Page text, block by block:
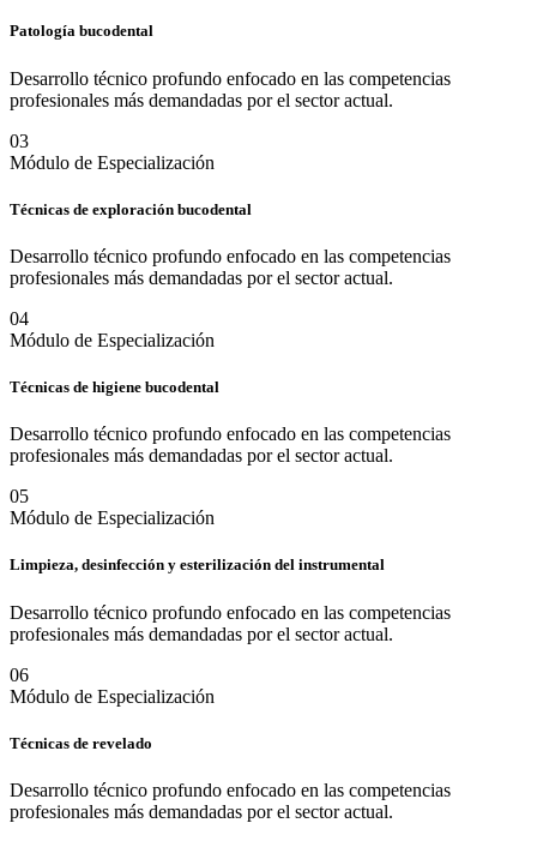
Patología bucodental
Desarrollo técnico profundo enfocado en las competencias
profesionales más demandadas por el sector actual.
03
Módulo de Especialización
Técnicas de exploración bucodental
Desarrollo técnico profundo enfocado en las competencias
profesionales más demandadas por el sector actual.
04
Módulo de Especialización
Técnicas de higiene bucodental
Desarrollo técnico profundo enfocado en las competencias
profesionales más demandadas por el sector actual.
05
Módulo de Especialización
Limpieza, desinfección y esterilización del instrumental
Desarrollo técnico profundo enfocado en las competencias
profesionales más demandadas por el sector actual.
06
Módulo de Especialización
Técnicas de revelado
Desarrollo técnico profundo enfocado en las competencias
profesionales más demandadas por el sector actual.